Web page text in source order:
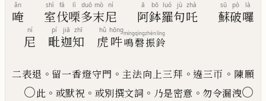
唵
ǎn
室
shì
伐
fá
㗚
lì
多
duō
末
mò
尼
ní
阿
ā
鉢
bō
羅
luó
句
jù
吒
zhà
蘇
sū
破
pò
囉
là
尼
ní
毗
pí
迦
jiā
知
zhī
虎
hǔ
吽
hōng
鳴
míng
磬
qìng
振
zhèn
鈴
líng
二表退 。 留一香燈守門 。 主法向上三拜 。 遶三帀 。 陳願
○此 。 或默祝 。 或別撰文詞 。 乃是密意 。 勿令漏洩○